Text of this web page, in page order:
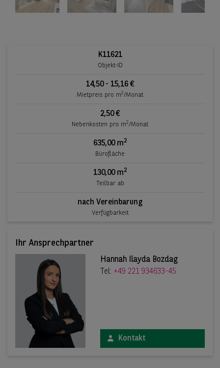
K11621
Objekt-ID
14,50 - 15,16 €
Mietpreis pro m2/Monat
2,50 €
Nebenkosten pro m2/Monat
635,00 m2
Bürofläche
130,00 m2
Teilbar ab
nach Vereinbarung
Verfügbarkeit
Ihr Ansprechpartner
Hannah Ilayda Bozdag
Tel: +49 221 934633-45
Kontakt